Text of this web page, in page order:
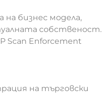
на бизнес модела,
собственост.
Scan Enforcement
на търговски